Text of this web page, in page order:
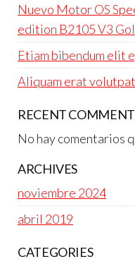
Nuevo Motor OS
edition B2105 V3
Etiam bibendum elit
Aliquam erat volutpat
RECENT
No hay comentarios
ARCHIVES
noviembre 2024
abril 2019
CATEGORIES